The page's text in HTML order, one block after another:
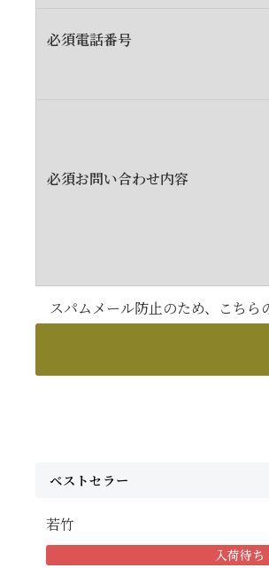
必須電話番号
必須お問い合わせ内容
スパムメール防止のため、こちら
ベストセラー
若竹
入荷待ち